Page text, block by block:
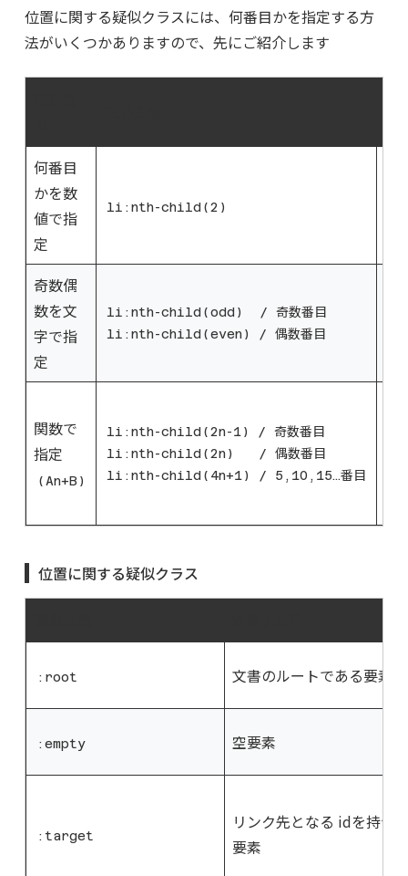
位置に関する疑似クラスには、何番目かを指定する方
法がいくつかありますので、先にご紹介します
何番目
かを数
値で指
定
li:nth-child(2)
奇数偶
数を文
字で指
定
li:nth-child(odd) / 奇数番目
li:nth-child(even) / 偶数番目
関数で
指定
(An+B)
li:nth-child(2n-1) / 奇数番目
li:nth-child(2n) / 偶数番目
li:nth-child(4n+1) / 5,10,15…番目
位置に関する疑似クラス
:root 文書のルートである要素
:empty 空要素
:target
リンク先となる idを持つ
要素